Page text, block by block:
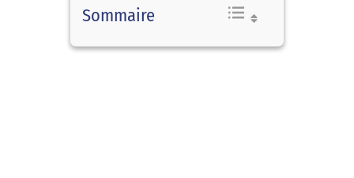
Sommaire